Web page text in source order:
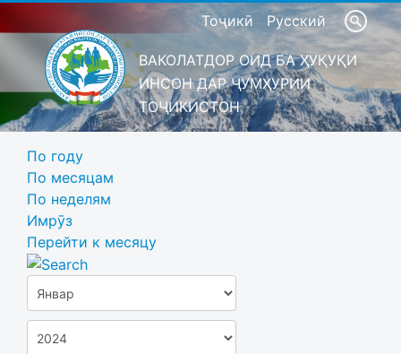
Тоҷикӣ Русский
ВАКОЛАТДОР ОИД БА ҲУҚУҚИ
ИНСОН ДАР ҶУМҲУРИИ
ТОҶИКИСТОН
По году
По месяцам
По неделям
Имрӯз
Перейти к месяцу